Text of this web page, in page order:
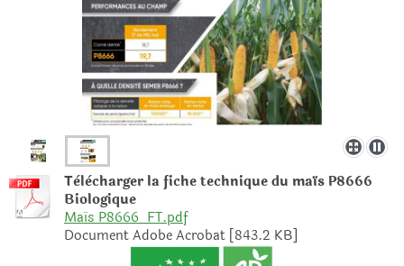
Tèlècharger la fiche technique du maïs P8666
Biologique
Maïs P8666_FT.pdf
Document Adobe Acrobat [843.2 KB]